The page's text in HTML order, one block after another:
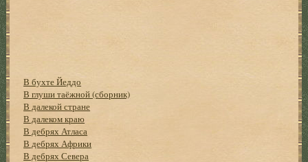
В бухте Йеддо
В глуши таёжной (сборник)
В далекой стране
В далеком краю
В дебрях Атласа
В дебрях Африки
В дебрях Севера